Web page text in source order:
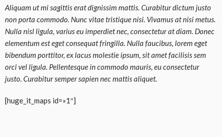
Aliquam ut mi sagittis erat dignissim mattis. Curabitur dictum justo
non porta commodo. Nunc vitae tristique nisi. Vivamus at nisi metus.
Nulla nisl ligula, varius eu imperdiet nec, consectetur at diam. Donec
elementum est eget consequat fringilla. Nulla faucibus, lorem eget
bibendum porttitor, ex lacus molestie ipsum, sit amet facilisis sem
orci vel ligula. Pellentesque in commodo mauris, eu consectetur
justo. Curabitur semper sapien nec mattis aliquet.
[huge_it_maps id=»1″]